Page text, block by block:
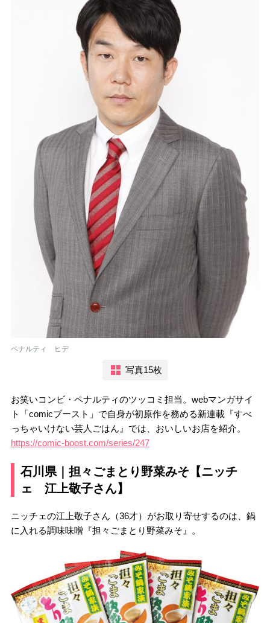
ペナルティ ヒデ
写真15枚
お笑いコンビ・ペナルティのツッコミ担当。webマンガサイ
ト「comicブースト」で自身が初原作を務める新連載『すべ
っちゃいけない芸人ごはん』では、おいしいお店を紹介。
https://comic-boost.com/series/247
石川県｜担々ごまとり野菜みそ【ニッチ
ェ 江上敬子さん】
ニッチェの江上敬子さん（36才）がお取り寄せするのは、鍋
に入れる調味味噌『担々ごまとり野菜みそ』。